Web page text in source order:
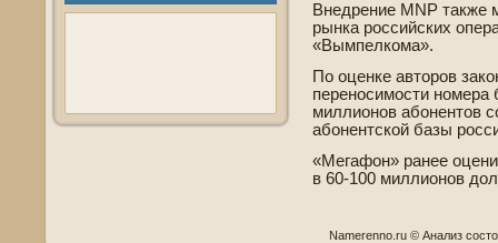
Внедрение MNP также
рынка российских
«Вымпелкома».
По оценке авторов
переносимости номера
миллионов абонентов
абонентской базы
«Мегафон» ранее
в 60-100 миллионов
Namerenno.ru © Анализ